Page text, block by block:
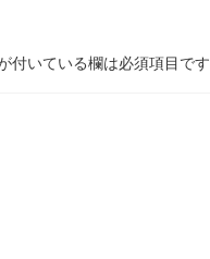
付いている欄は必須項目です